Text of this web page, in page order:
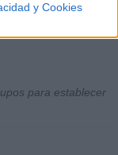
y Cookies
para establecer